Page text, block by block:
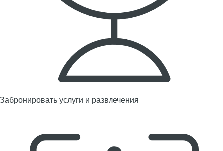
Забронировать услуги и развлечения